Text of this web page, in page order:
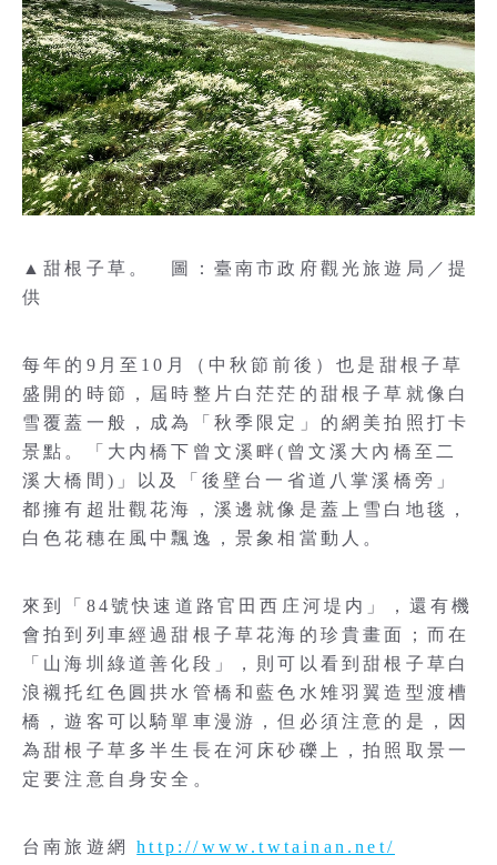
▲甜根子草。 圖：臺南市政府觀光旅遊局／提
供
每年的9月至10月（中秋節前後）也是甜根子草
盛開的時節，屆時整片白茫茫的甜根子草就像白
雪覆蓋一般，成為「秋季限定」的網美拍照打卡
景點。「大内橋下曾文溪畔(曾文溪大內橋至二
溪大橋間)」以及「後壁台一省道八掌溪橋旁」
都擁有超壯觀花海，溪邊就像是蓋上雪白地毯，
白色花穗在風中飄逸，景象相當動人。
來到「84號快速道路官田西庄河堤内」，還有機
會拍到列車經過甜根子草花海的珍貴畫面；而在
「山海圳綠道善化段」，則可以看到甜根子草白
浪襯托红色圓拱水管橋和藍色水雉羽翼造型渡槽
橋，遊客可以騎單車漫游，但必須注意的是，因
為甜根子草多半生長在河床砂礫上，拍照取景一
定要注意自身安全。
台南旅遊網http://www.twtainan.net/